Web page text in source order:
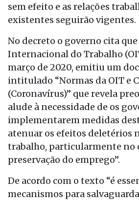
sem efeito e as relações
existentes seguirão vigentes.
No decreto o governo cita
Internacional do Trabalho
março de 2020, emitiu um
intitulado “Normas da OIT e
(Coronavírus)” que revela
alude à necessidade de os
implementarem medidas
atenuar os efeitos deletérios
trabalho, particularmente no
preservação do emprego”.
De acordo com o texto “é
mecanismos para